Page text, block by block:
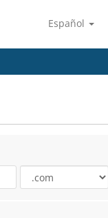
Español